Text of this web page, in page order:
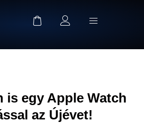
is egy Apple Watch
az Újévet!